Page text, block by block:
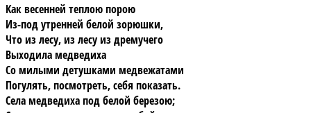
Как весенней теплою порою
Из-под утренней белой зорюшки,
Что из лесу, из лесу из дремучего
Выходила медведиха
Со милыми детушками медвежатами
Погулять, посмотреть, себя показать.
Села медведиха под белой березою;